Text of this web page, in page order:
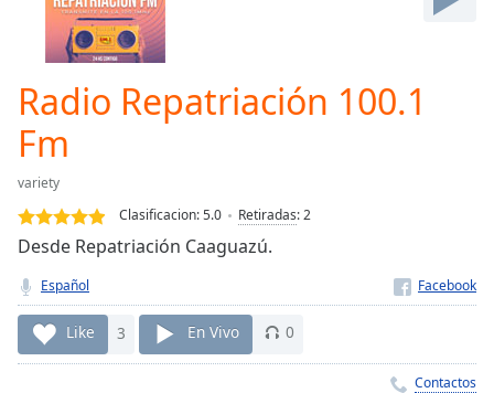
Forward
Current
0:00
Duration
Loaded :
0.00%
Stream
TypeLIVE
Seek to
currently
behind
liveLIVE
Remaining
Time-
Radio Repatriación 100.1
Fm
variety
Clasificacion:5.0 Retiradas:2
Desde Repatriación Caaguazú.
Español
Like 3 En Vivo 0
Contactos